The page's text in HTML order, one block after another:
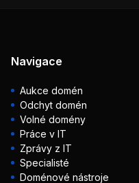
Navigace
Aukce domén
Odchyt domén
Volné domény
Práce v IT
Zprávy z IT
Specialisté
Doménové nástroje